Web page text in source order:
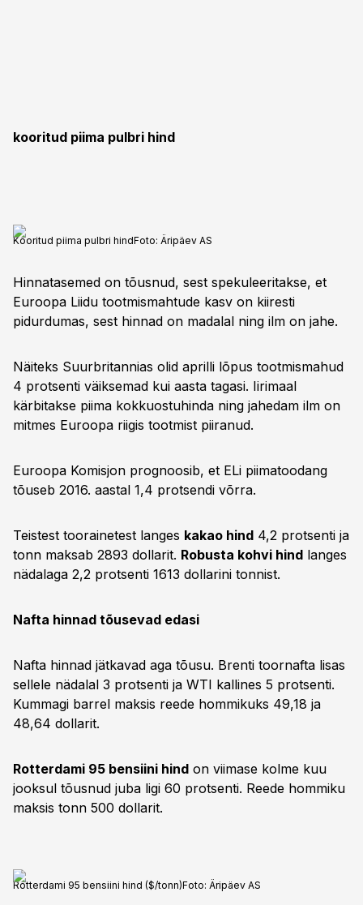
kooritud piima pulbri hind
Kooritud piima pulbri hindFoto: Äripäev AS
Hinnatasemed on tõusnud, sest spekuleeritakse, et
Euroopa Liidu tootmismahtude kasv on kiiresti
pidurdumas, sest hinnad on madalal ning ilm on jahe.
Näiteks Suurbritannias olid aprilli lõpus tootmismahud
4 protsenti väiksemad kui aasta tagasi. Iirimaal
kärbitakse piima kokkuostuhinda ning jahedam ilm on
mitmes Euroopa riigis tootmist piiranud.
Euroopa Komisjon prognoosib, et ELi piimatoodang
tõuseb 2016. aastal 1,4 protsendi võrra.
Teistest toorainetest langes kakao hind 4,2 protsenti ja
tonn maksab 2893 dollarit. Robusta kohvi hind langes
nädalaga 2,2 protsenti 1613 dollarini tonnist.
Nafta hinnad tõusevad edasi
Nafta hinnad jätkavad aga tõusu. Brenti toornafta lisas
sellele nädalal 3 protsenti ja WTI kallines 5 protsenti.
Kummagi barrel maksis reede hommikuks 49,18 ja
48,64 dollarit.
Rotterdami 95 bensiini hind on viimase kolme kuu
jooksul tõusnud juba ligi 60 protsenti. Reede hommiku
maksis tonn 500 dollarit.
Rotterdami 95 bensiini hind ($/tonn)Foto: Äripäev AS